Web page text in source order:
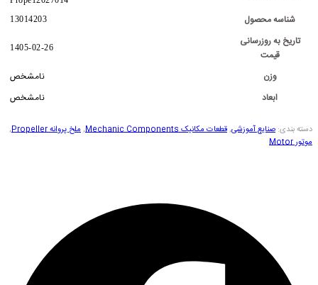
شناسه محصول 13014203
تاریخ به روزرسانی
قیمت
1405-02-26
وزن
نامشخص
ابعاد
نامشخص
دسته بندی: صنایع آموزشی,قطعات مکانیک Mechanic Components ,ملخ پروانه Propeller
,
موتور Motor